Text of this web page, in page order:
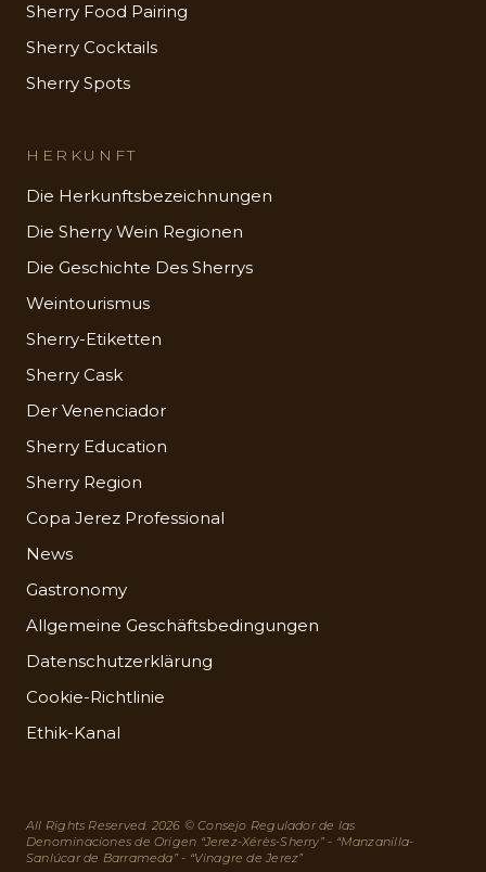
Sherry Food Pairing
Sherry Cocktails
Sherry Spots
HERKUNFT
Die Herkunftsbezeichnungen
Die Sherry Wein Regionen
Die Geschichte Des Sherrys
Weintourismus
Sherry-Etiketten
Sherry Cask
Der Venenciador
Sherry Education
Sherry Region
Copa Jerez Professional
News
Gastronomy
Allgemeine Geschäftsbedingungen
Datenschutzerklärung
Cookie-Richtlinie
Ethik-Kanal
All Rights Reserved. 2026 © Consejo Regulador de las
Denominaciones de Origen “Jerez-Xérès-Sherry” - “Manzanilla-
Sanlúcar de Barrameda” - “Vinagre de Jerez”